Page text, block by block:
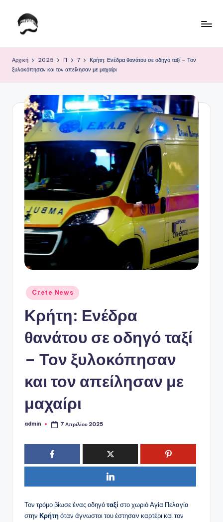
Μετάβαση
ο
Κ
o
Αρχική 2025 Π 7
Κρήτη: Ενέδρα θανάτου σε οδηγό ταξί – Τον
ξυλοκόπησαν και τον απείλησαν με μαχαίρι
Αναρτήθηκε
σε
Crete News
Κρήτη: Ενέδρα
θανάτου σε οδηγό ταξί
– Τον ξυλοκόπησαν
και τον απείλησαν με
μαχαίρι
Συγγραφέας:
admin 7 Απριλίου 2025
Τον τρόμο βίωσε ένας οδηγόταξίστο χωριό Αγία Πελαγία
στην Κρήτηόταν άγνωστοι του έστησαν καρτέρι και τον